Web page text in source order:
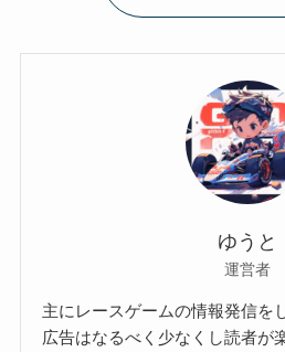
ゆうと
運営者
主にレースゲームの情報発信を
広告はなるべく少なくし読者が